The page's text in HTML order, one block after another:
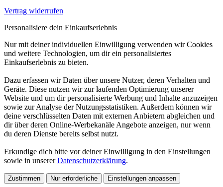
Vertrag widerrufen
Personalisiere dein Einkaufserlebnis
Nur mit deiner individuellen Einwilligung verwenden wir Cookies
und weitere Technologien, um dir ein personalisiertes
Einkaufserlebnis zu bieten.
Dazu erfassen wir Daten über unsere Nutzer, deren Verhalten und
Geräte. Diese nutzen wir zur laufenden Optimierung unserer
Website und um dir personalisierte Werbung und Inhalte anzuzeigen
sowie zur Analyse der Nutzungsstatistiken. Außerdem können wir
deine verschlüsselten Daten mit externen Anbietern abgleichen und
dir über deren Online-Werbekanäle Angebote anzeigen, nur wenn
du deren Dienste bereits selbst nutzt.
Erkundige dich bitte vor deiner Einwilligung in den Einstellungen
sowie in unsererDatenschutzerklärung.
Zustimmen Nur erforderliche Einstellungen anpassen